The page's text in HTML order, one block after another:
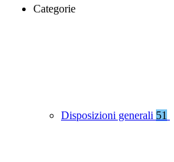
Categorie
Disposizioni generali 51